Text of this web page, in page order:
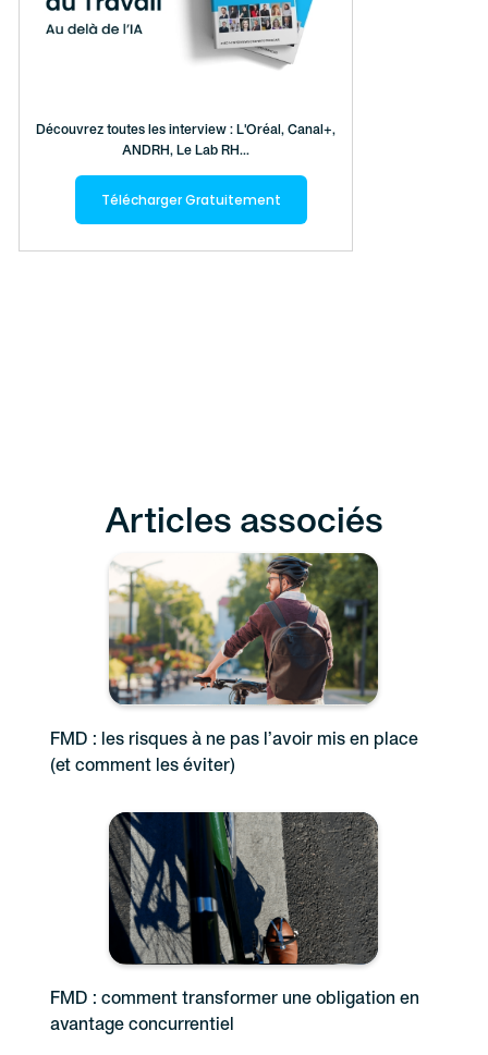
Découvrez toutes les interview : L'Oréal, Canal+,
ANDRH, Le Lab RH...
Télécharger Gratuitement
Articles associés
FMD : les risques à ne pas l’avoir mis en place
(et comment les éviter)
FMD : comment transformer une obligation en
avantage concurrentiel